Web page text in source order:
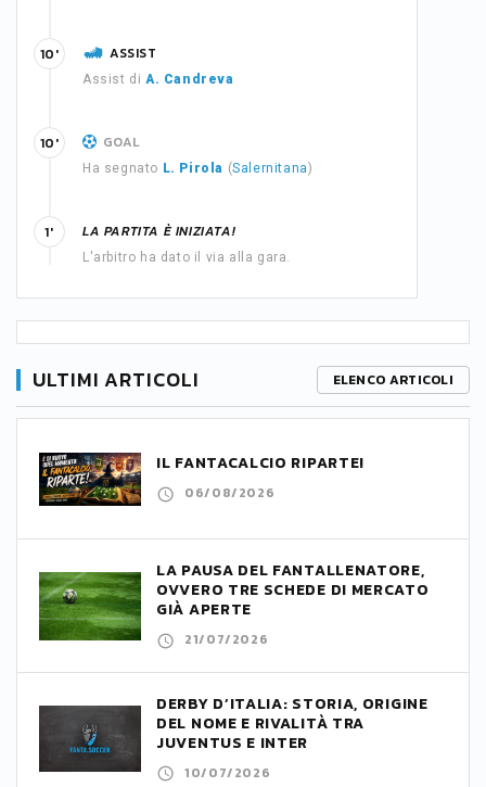
ASSIST
Assist di A. Candreva
10'
GOAL
Ha segnato L. Pirola (Salernitana)
10'
LA PARTITA È INIZIATA!
L'arbitro ha dato il via alla gara.
1'
ULTIMI ARTICOLI ELENCO ARTICOLI
IL FANTACALCIO RIPARTE!
06/08/2026
LA PAUSA DEL FANTALLENATORE,
OVVERO TRE SCHEDE DI MERCATO
GIÀ APERTE
21/07/2026
DERBY D’ITALIA: STORIA, ORIGINE
DEL NOME E RIVALITÀ TRA
JUVENTUS E INTER
10/07/2026